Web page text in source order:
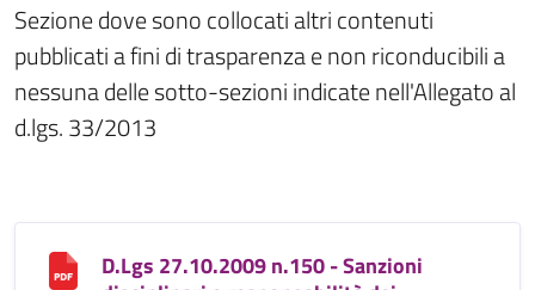
Sezione dove sono collocati altri contenuti
pubblicati a fini di trasparenza e non riconducibili a
nessuna delle sotto-sezioni indicate nell'Allegato al
d.lgs. 33/2013
D.Lgs 27.10.2009 n.150 - Sanzioni